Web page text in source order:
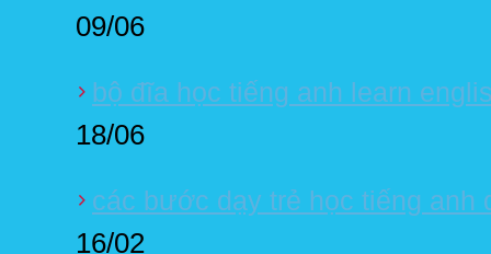
09/06
bộ đĩa học tiếng anh learn
18/06
các bước dạy trẻ học tiếng anh
16/02